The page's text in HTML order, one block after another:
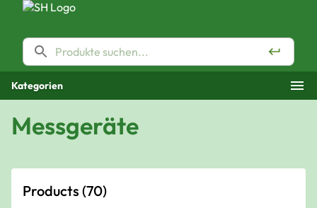
Kategorien
Messgeräte
Products (70)